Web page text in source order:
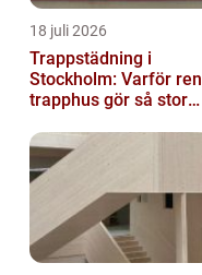
18 juli 2026
Trappstädning i
Stockholm: Varför
trapphus gör så stor